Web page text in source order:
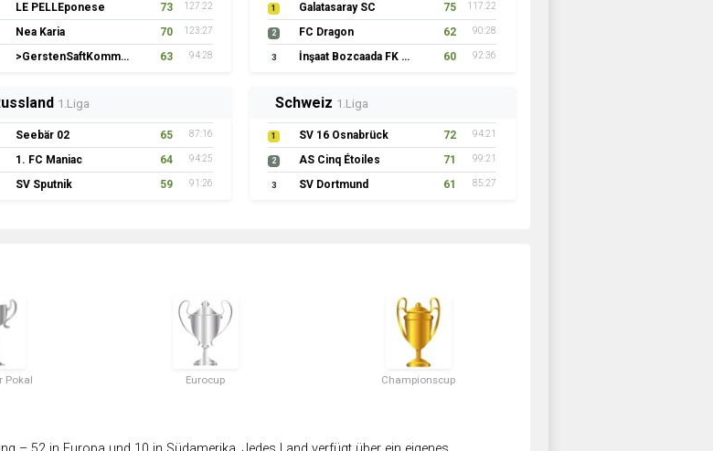
LE PELLEponese 73 127:22
Nea Karia 70 123:27
>GerstenSaftKommando 63 94:28
1 Galatasaray SC 75 117:22
2 FC Dragon 62 90:28
3 İnşaat Bozcaada FK 1957 60 92:36
1.Liga
Seebär 02 65 87:16
1. FC Maniac 64 94:25
SV Sputnik 59 91:26
Schweiz 1.Liga
1 SV 16 Osnabrück 72 94:21
2 AS Cinq Étoiles 71 99:21
3 SV Dortmund 61 85:27
Pokal Eurocup Championscup